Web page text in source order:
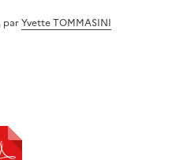
, parYvette TOMMASINI